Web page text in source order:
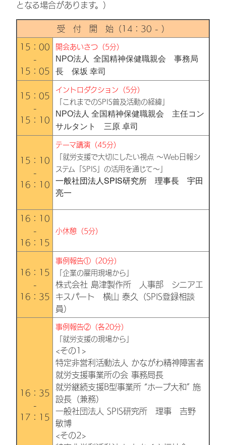
となる場合があります。）
受 付 開 始（14：30 - ）
15：00
-
15：05
開会あいさつ（5分）
NPO法人 全国精神保健職親会 事務局
長 保坂 幸司
15：05
-
15：10
イントロダクション（5分）
「これまでのSPIS普及活動の経緯」
NPO法人 全国精神保健職親会 主任コン
サルタント 三原 卓司
15：10
-
16：10
テーマ講演（45分）
「就労支援で大切にしたい視点 ～Web日報シ
ステム「SPIS」の活用を通じて～」
一般社団法人SPIS研究所 理事長 宇田
亮一
16：10
-
16：15
小休憩（5分）
16：15
-
16：35
事例報告①（20分）
「企業の雇用現場から」
株式会社 島津製作所 人事部 シニアエ
キスパート 横山 泰久（SPIS登録相談
員）
16：35
-
17：15
事例報告②（各20分）
「就労支援の現場から」
<その1>
特定非営利活動法人 かながわ精神障害者
就労支援事業所の会 事務局長
就労継続支援B型事業所 “ホープ大和” 施
設長（兼務）
一般社団法人 SPIS研究所 理事 吉野
敏博
<その2>